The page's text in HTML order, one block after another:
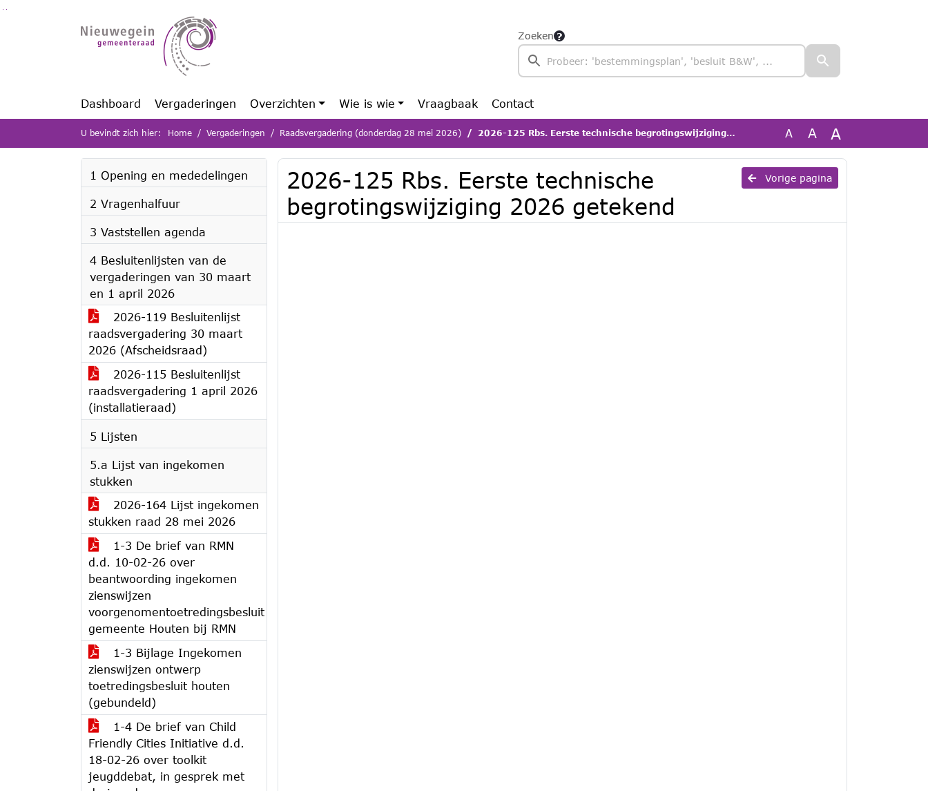
Ga naar de inhoud van deze pagina
Zoeken
Dashboard Vergaderingen Overzichten Wie is wie Vraagbaak Contact
U bevindt zich hier: Home Vergaderingen Raadsvergadering (donderdag 28 mei 2026) 2026-125 Rbs. Eerste technische begrotingswijziging 2026 getekend A A A
1 Opening en mededelingen
2 Vragenhalfuur
3 Vaststellen agenda
4 Besluitenlijsten van de
vergaderingen van 30 maart
en 1 april 2026
2026-119 Besluitenlijst
raadsvergadering 30 maart
2026 (Afscheidsraad)
2026-115 Besluitenlijst
raadsvergadering 1 april 2026
(installatieraad)
5 Lijsten
5.a Lijst van ingekomen
stukken
2026-164 Lijst ingekomen
stukken raad 28 mei 2026
1-3 De brief van RMN
d.d. 10-02-26 over
beantwoording ingekomen
zienswijzen
voorgenomentoetredingsbesluit
gemeente Houten bij RMN
1-3 Bijlage Ingekomen
zienswijzen ontwerp
toetredingsbesluit houten
(gebundeld)
1-4 De brief van Child
Friendly Cities Initiative d.d.
18-02-26 over toolkit
jeugddebat, in gesprek met
Vorige pagina
2026-125 Rbs. Eerste technische
begrotingswijziging 2026 getekend